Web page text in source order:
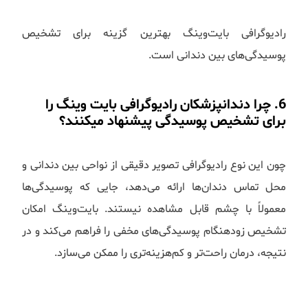
رادیوگرافی بایت‌وینگ بهترین گزینه برای تشخیص
پوسیدگی‌های بین دندانی است.
6. چرا دندانپزشکان رادیوگرافی بایت وینگ را
برای تشخیص پوسیدگی پیشنهاد میکنند؟
چون این نوع رادیوگرافی تصویر دقیقی از نواحی بین دندانی و
محل تماس دندان‌ها ارائه می‌دهد، جایی که پوسیدگی‌ها
معمولاً با چشم قابل مشاهده نیستند. بایت‌وینگ امکان
تشخیص زودهنگام پوسیدگی‌های مخفی را فراهم می‌کند و در
نتیجه، درمان راحت‌تر و کم‌هزینه‌تری را ممکن می‌سازد.